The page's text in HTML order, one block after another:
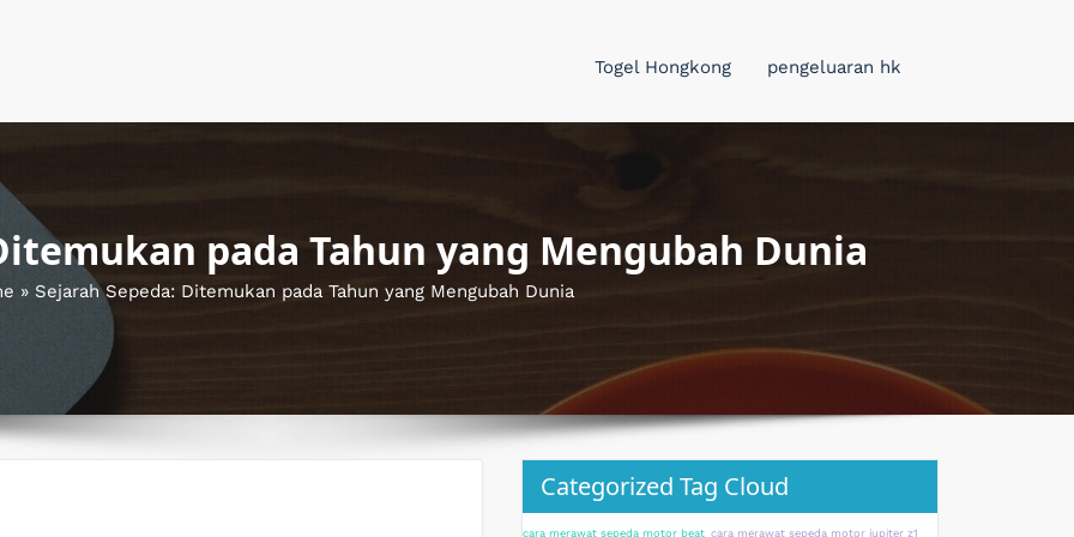
Togel Hongkong pengeluaran hk
pada Tahun yang Mengubah Dunia
» Sejarah Sepeda: Ditemukan pada Tahun yang Mengubah Dunia
Categorized Tag Cloud
cara merawat sepeda motor beat cara merawat sepeda motor jupiter z1